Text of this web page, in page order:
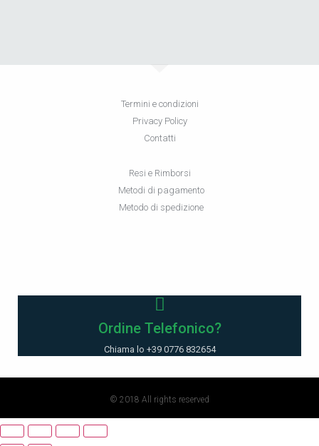
Termini e condizioni
Privacy Policy
Contatti
Resi e Rimborsi
Metodi di pagamento
Metodo di spedizione
Ordine Telefonico?
Chiama lo +39 0776 832654
© 2018 All rights reserved